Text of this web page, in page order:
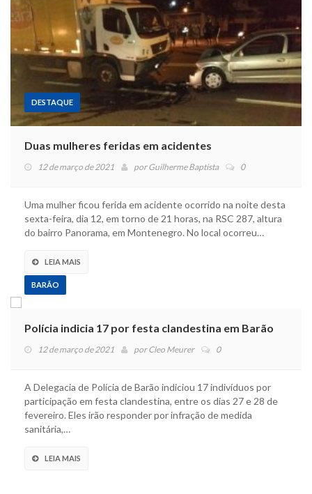
DESTAQUE
Duas mulheres feridas em acidentes
12 de março de 2021 porGuilherme Baptista 0
Uma mulher ficou ferida em acidente ocorrido na noite desta
sexta-feira, dia 12, em torno de 21 horas, na RSC 287, altura
do bairro Panorama, em Montenegro. No local ocorreu…
LEIA MAIS
BARÃO
Polícia indicia 17 por festa clandestina em Barão
12 de março de 2021 porCleo Meurer 0
A Delegacia de Polícia de Barão indiciou 17 indivíduos por
participação em festa clandestina, entre os dias 27 e 28 de
fevereiro. Eles irão responder por infração de medida
sanitária,…
LEIA MAIS